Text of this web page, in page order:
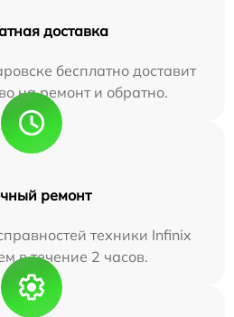
доставка
бесплатно доставит
на ремонт и обратно.
ремонт
техники Infinix
в течение 2 часов.